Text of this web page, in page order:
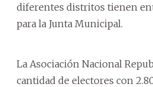
diferentes distritos tienen
para la Junta Municipal.
La Asociación Nacional
cantidad de electores con